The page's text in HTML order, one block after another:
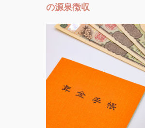
の源泉徴収